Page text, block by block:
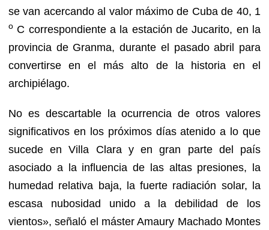
se van acercando al valor máximo de Cuba de 40, 1
o C correspondiente a la estación de Jucarito, en la
provincia de Granma, durante el pasado abril para
convertirse en el más alto de la historia en el
archipiélago.
No es descartable la ocurrencia de otros valores
significativos en los próximos días atenido a lo que
sucede en Villa Clara y en gran parte del país
asociado a la influencia de las altas presiones, la
humedad relativa baja, la fuerte radiación solar, la
escasa nubosidad unido a la debilidad de los
vientos», señaló el máster Amaury Machado Montes